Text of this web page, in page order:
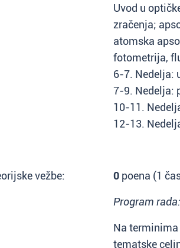
Uvod u
zračenja;
atomska
fotometrija,
6-7. Nedelja:
7-9. Nedelja:
10-11.
12-13.
vežbe: 0 poena (1
Program rada:
Na
tematske